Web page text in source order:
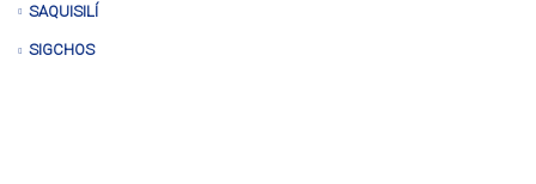
SAQUISILÍ
SIGCHOS